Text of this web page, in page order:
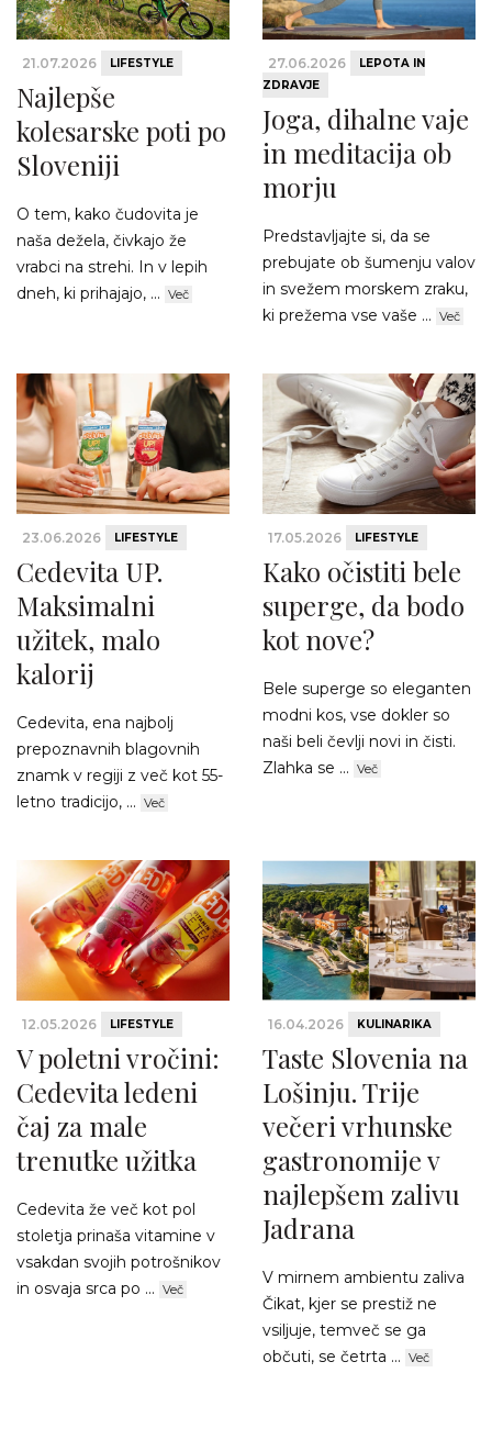
21.07.2026 LIFESTYLE
Najlepše
kolesarske poti po
Sloveniji
O tem, kako čudovita je
naša dežela, čivkajo že
vrabci na strehi. In v lepih
dneh, ki prihajajo, ... Več
27.06.2026
LEPOTA IN
ZDRAVJE
Joga, dihalne vaje
in meditacija ob
morju
Predstavljajte si, da se
prebujate ob šumenju valov
in svežem morskem zraku,
ki prežema vse vaše ... Več
23.06.2026 LIFESTYLE
Cedevita UP.
Maksimalni
užitek, malo
kalorij
Cedevita, ena najbolj
prepoznavnih blagovnih
znamk v regiji z več kot 55-
letno tradicijo, ... Več
17.05.2026 LIFESTYLE
Kako očistiti bele
superge, da bodo
kot nove?
Bele superge so eleganten
modni kos, vse dokler so
naši beli čevlji novi in čisti.
Zlahka se ... Več
12.05.2026 LIFESTYLE
V poletni vročini:
Cedevita ledeni
čaj za male
trenutke užitka
Cedevita že več kot pol
stoletja prinaša vitamine v
vsakdan svojih potrošnikov
in osvaja srca po ... Več
16.04.2026 KULINARIKA
Taste Slovenia na
Lošinju. Trije
večeri vrhunske
gastronomije v
najlepšem zalivu
Jadrana
V mirnem ambientu zaliva
Čikat, kjer se prestiž ne
vsiljuje, temveč se ga
občuti, se četrta ... Več